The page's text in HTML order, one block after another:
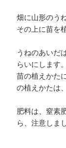
畑に山形のう
その上に苗を
うねのあいだ
らいにします。
苗の植えかた
の植えかたは
肥料は、窒素
ら、注意しま